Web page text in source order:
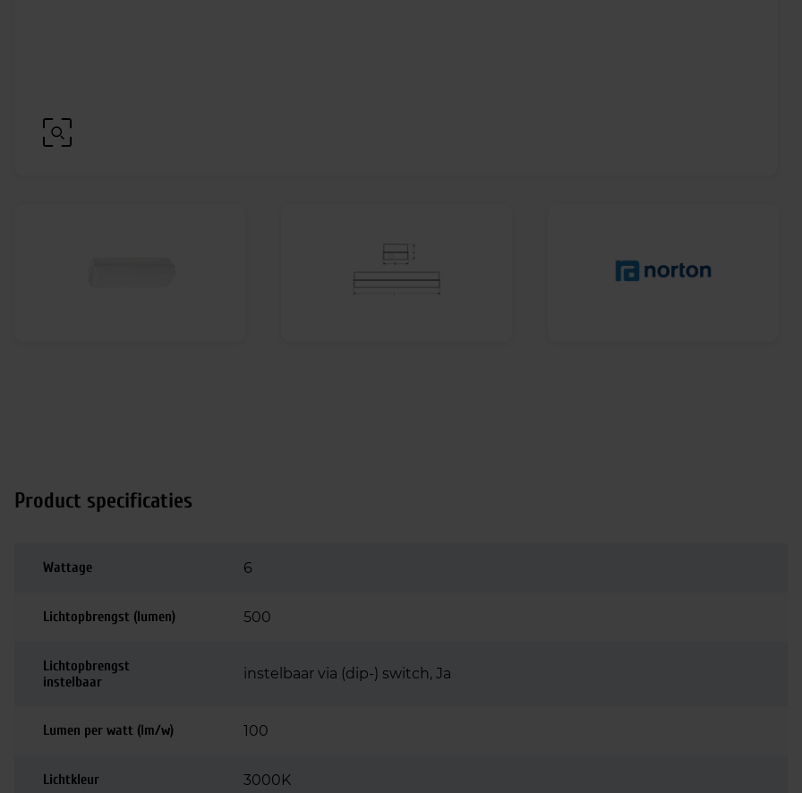
Product specificaties
Wattage 6
Lichtopbrengst (lumen) 500
Lichtopbrengst
instelbaar
instelbaar via (dip-) switch, Ja
Lumen per watt (lm/w) 100
Lichtkleur 3000K